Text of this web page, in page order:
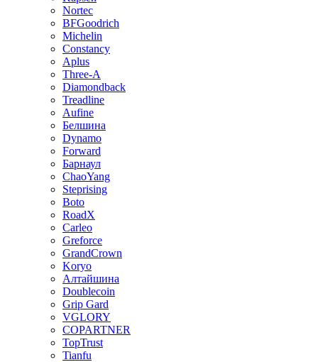
Nortec
BFGoodrich
Michelin
Constancy
Aplus
Three-A
Diamondback
Treadline
Aufine
Белшина
Dynamo
Forward
Барнаул
ChaoYang
Steprising
Boto
RoadX
Carleo
Greforce
GrandCrown
Koryo
Алтайшина
Doublecoin
Grip Gard
VGLORY
COPARTNER
TopTrust
Tianfu